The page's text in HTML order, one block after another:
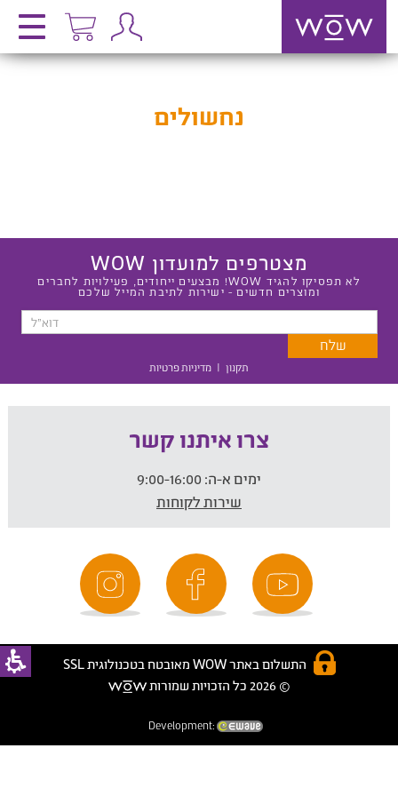
נחשולים
מצטרפים למועדון WOW
לא תפסיקו להגיד WOW! מבצעים ייחודים, פעילויות לחברים
ומוצרים חדשים - ישירות לתיבת המייל שלכם
תקנון | מדיניות פרטיות
צרו איתנו קשר
ימים א-ה:
שירות לקוחות
התשלום באתר WOW מאובטח בטכנולוגית SSL
© 2026 כל הזכויות שמורות
Development: